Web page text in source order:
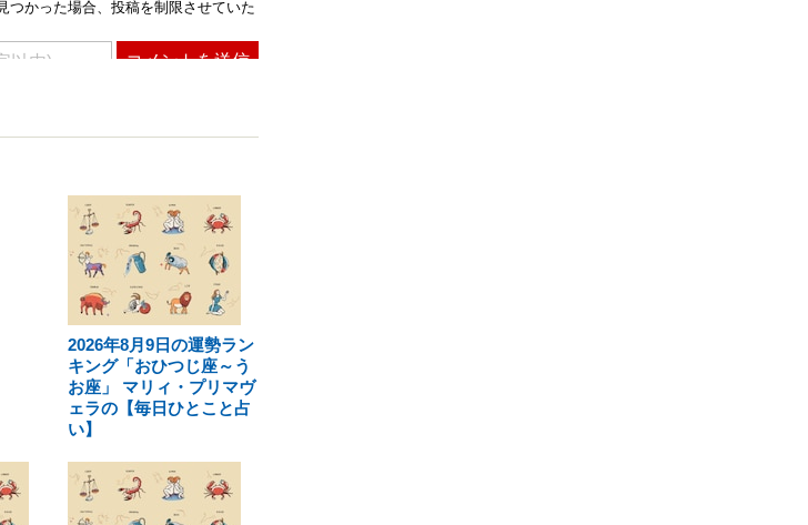
2026年8月9日の運勢ラン
キング「おひつじ座～う
お座」 マリィ・プリマヴ
ェラの【毎日ひとこと占
い】